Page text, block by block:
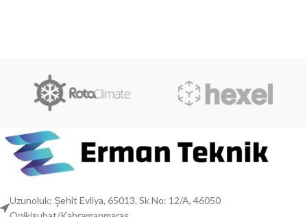
Uzunoluk: Şehit Evliya, 65013. Sk No: 12/A, 46050